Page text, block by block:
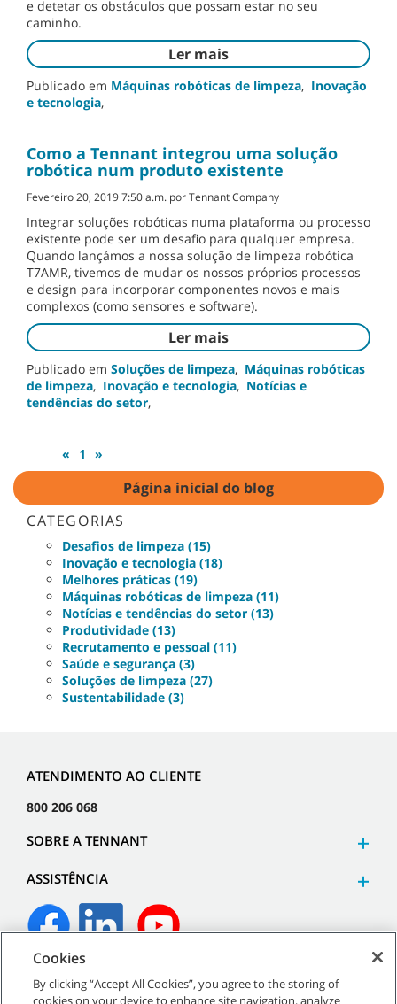
e detetar os obstáculos que possam estar no seu
caminho.
Ler mais
Publicado em Máquinas robóticas de limpeza, Inovação
e tecnologia,
Como a Tennant integrou uma solução
robótica num produto existente
Fevereiro 20, 2019 7:50 a.m. por Tennant Company
Integrar soluções robóticas numa plataforma ou processo
existente pode ser um desafio para qualquer empresa.
Quando lançámos a nossa solução de limpeza robótica
T7AMR, tivemos de mudar os nossos próprios processos
e design para incorporar componentes novos e mais
complexos (como sensores e software).
Ler mais
Publicado em Soluções de limpeza, Máquinas robóticas
de limpeza, Inovação e tecnologia, Notícias e
tendências do setor,
« 1 »
Página inicial do blog
CATEGORIAS
Desafios de limpeza (15)
Inovação e tecnologia (18)
Melhores práticas (19)
Máquinas robóticas de limpeza (11)
Notícias e tendências do setor (13)
Produtividade (13)
Recrutamento e pessoal (11)
Saúde e segurança (3)
Soluções de limpeza (27)
Sustentabilidade (3)
ATENDIMENTO AO CLIENTE
800 206 068
SOBRE A TENNANT
ASSISTÊNCIA
©2026Tennant Company. Todos os direitos reservados.
Cookies
By clicking “Accept All Cookies”, you agree to the storing of
cookies on your device to enhance site navigation, analyze